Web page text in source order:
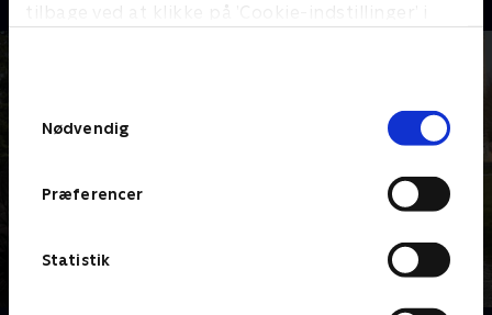
tilbage ved at klikke på ’Cookie-indstillinger’ i
Nødvendig
Præferencer
Statistik